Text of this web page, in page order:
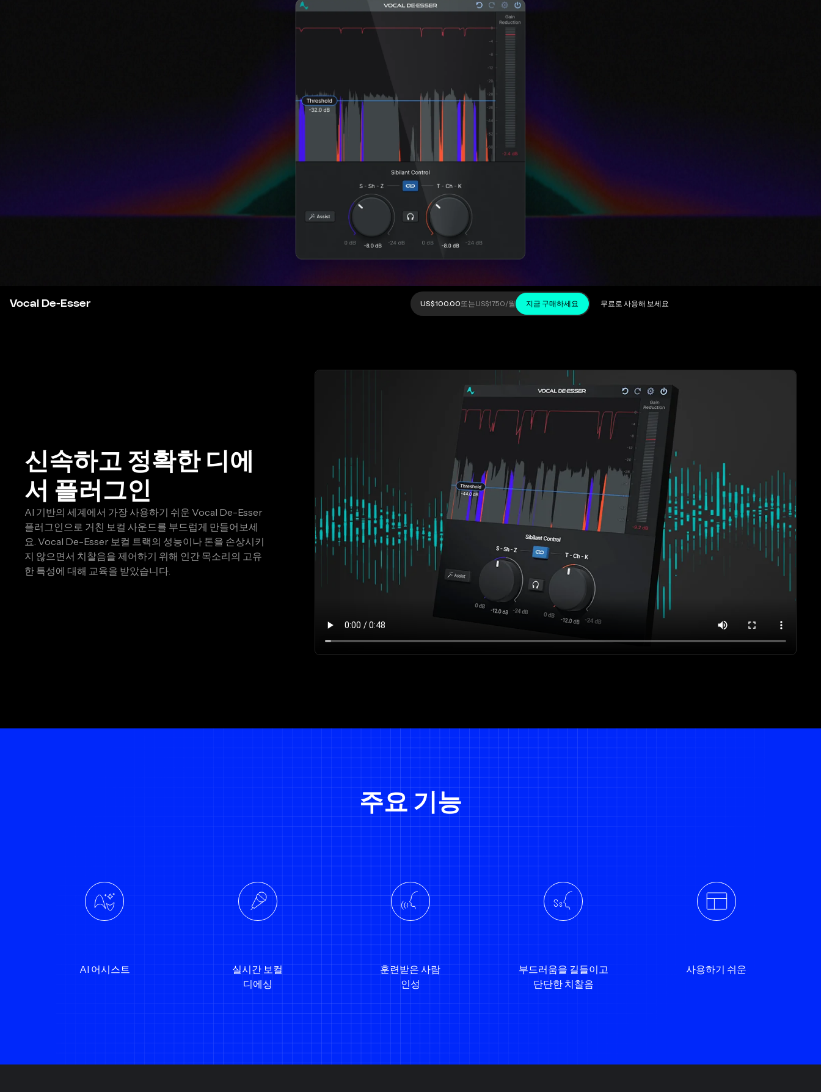
Vocal De-Esser US$100.00또는US$17.50/월 지금 구매하세요 무료로 사용해 보세요
신속하고 정확한 디에
서 플러그인
AI 기반의 세계에서 가장 사용하기 쉬운 Vocal De-Esser
플러그인으로 거친 보컬 사운드를 부드럽게 만들어보세
요. Vocal De-Esser 보컬 트랙의 성능이나 톤을 손상시키
지 않으면서 치찰음을 제어하기 위해 인간 목소리의 고유
한 특성에 대해 교육을 받았습니다.
주요 기능
AI 어시스트
실시간 보컬
디에싱
훈련받은 사람
인성
부드러움을 길들이고
단단한 치찰음
사용하기 쉬운